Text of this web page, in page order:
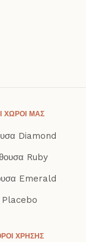
ΧΏΡΟΙ ΜΑΣ
Diamond
Ruby
Emerald
Placebo
ΧΡΉΣΗΣ